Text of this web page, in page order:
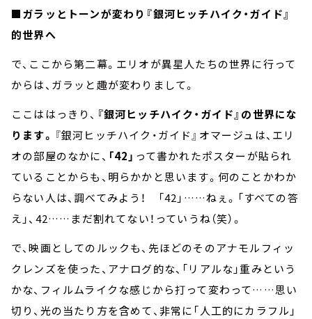
■ガラッとトーンが変わり『銀河ヒッチハイク・ガイド』
的世界へ
で、ここから第二幕。エリオが異星人たちの世界に行って
からは、ガラッと趣が変わりまして。
ここははっきり、 『銀河ヒッチハイク・ガイド』の世界にな
ります。 『銀河ヒッチハイク・ガイド』オマージュは、エリ
オの部屋のなかに、 「42」 って書かれたポスターが貼られ
ていることからも、明らかかと思います。何のことかわか
らない人は、調べてみよう！ 「42」……ねぇ。「すべての答
え」、42……まだ割れてない！っていうね（笑）。
で、映画としてのルックも、先ほどのそのアナモルフィッ
クレンズを使った、アナログ的な、「リアルな」重みという
かな、フィルムライクな感じから打って変わって……思い
切り、光の当たり方を含めて、非常に「人工的にカラフル」